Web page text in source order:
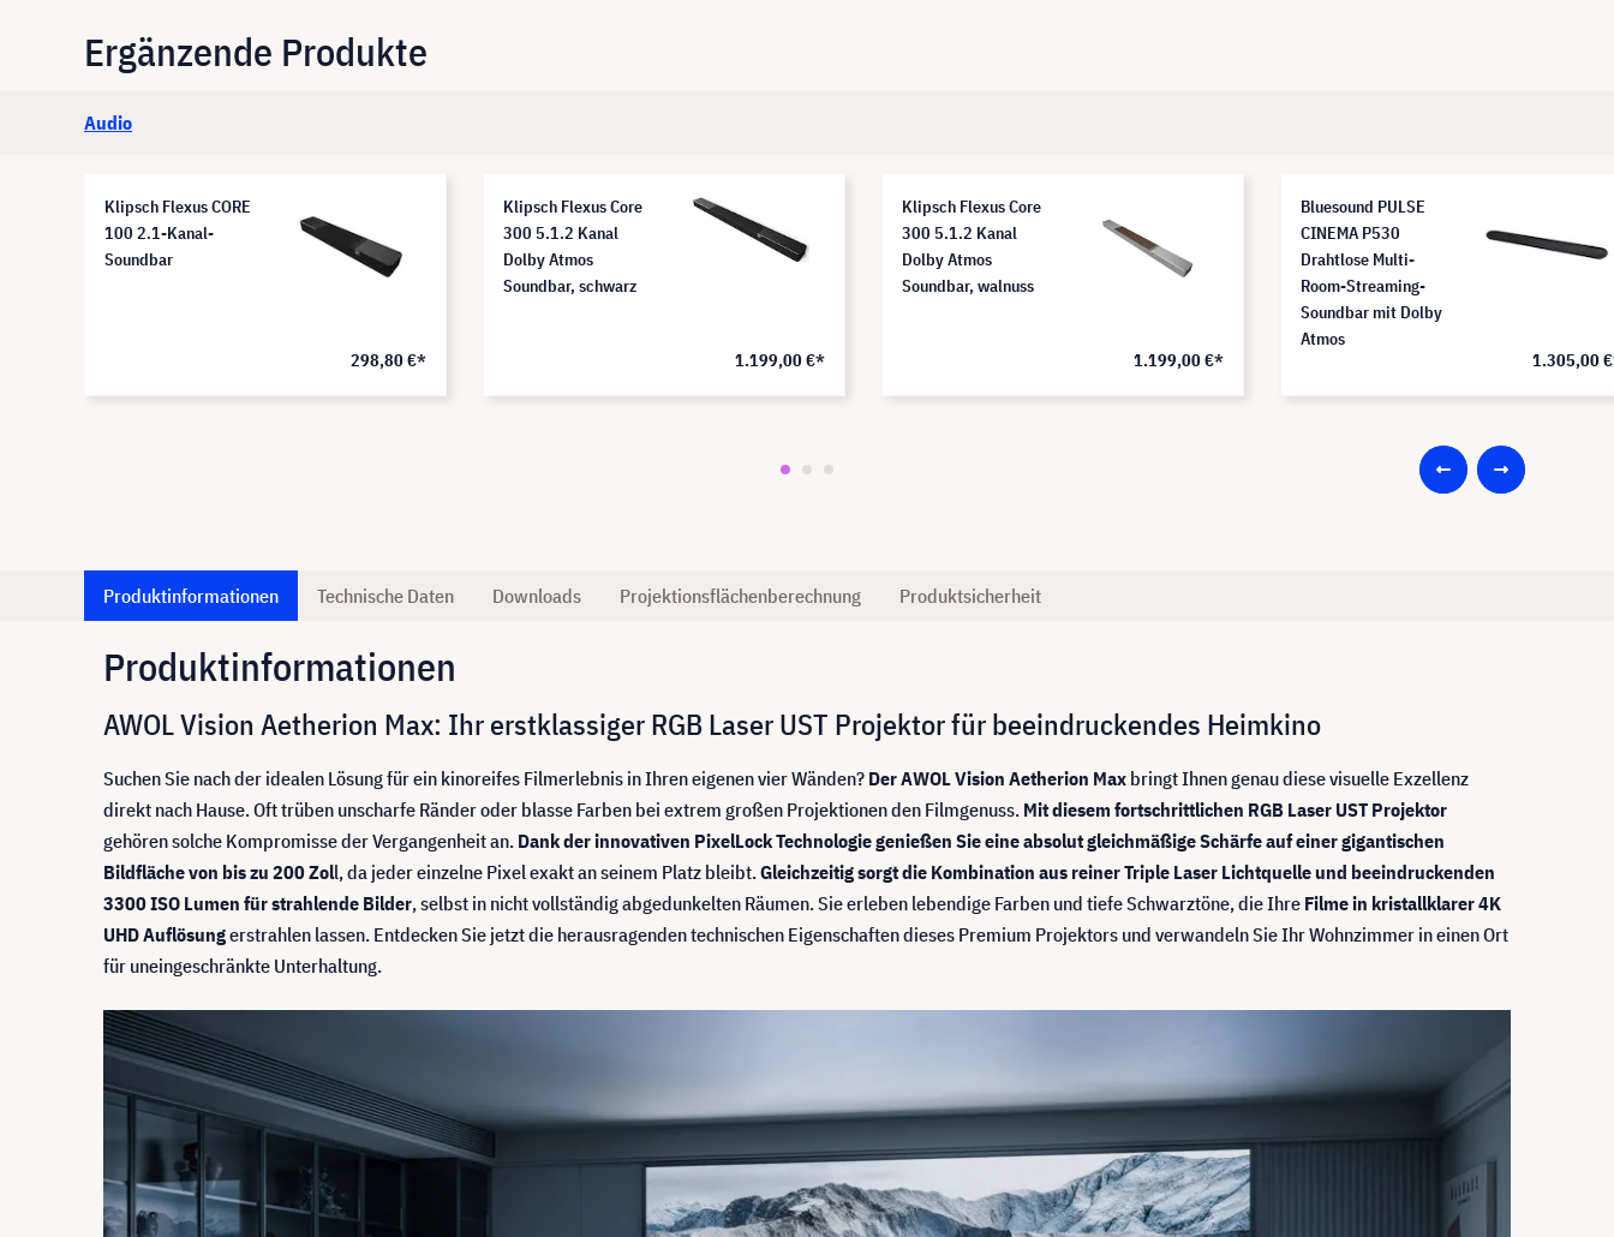
Ergänzende Produkte
Audio
Klipsch Flexus CORE
100 2.1-Kanal-
Soundbar
298,80 €*
Klipsch Flexus Core
300 5.1.2 Kanal
Dolby Atmos
Soundbar, schwarz
1.199,00 €*
Klipsch Flexus Core
300 5.1.2 Kanal
Dolby Atmos
Soundbar, walnuss
1.199,00 €*
Bluesound PULSE
CINEMA P530
Drahtlose Multi-
Room-Streaming-
Soundbar mit Dolby
Atmos
1.305,00
Produktinformationen Technische Daten Downloads Projektionsflächenberechnung Produktsicherheit
Produktinformationen
AWOL Vision Aetherion Max: Ihr erstklassiger RGB Laser UST Projektor für beeindruckendes Heimkino
Suchen Sie nach der idealen Lösung für ein kinoreifes Filmerlebnis in Ihren eigenen vier Wänden? Der AWOL Vision Aetherion Max bringt Ihnen genau diese visuelle Exzellenz
direkt nach Hause. Oft trüben unscharfe Ränder oder blasse Farben bei extrem großen Projektionen den Filmgenuss. Mit diesem fortschrittlichen RGB Laser UST Projektor
gehören solche Kompromisse der Vergangenheit an. Dank der innovativen PixelLock Technologie genießen Sie eine absolut gleichmäßige Schärfe auf einer gigantischen
Bildfläche von bis zu 200 Zoll, da jeder einzelne Pixel exakt an seinem Platz bleibt.Gleichzeitig sorgt die Kombination aus reiner Triple Laser Lichtquelle und beeindruckenden
3300 ISO Lumen für strahlende Bilder, selbst in nicht vollständig abgedunkelten Räumen. Sie erleben lebendige Farben und tiefe Schwarztöne, die Ihre Filme in kristallklarer 4K
UHD Auflösungerstrahlen lassen. Entdecken Sie jetzt die herausragenden technischen Eigenschaften dieses Premium Projektors und verwandeln Sie Ihr Wohnzimmer in einen Ort
für uneingeschränkte Unterhaltung.